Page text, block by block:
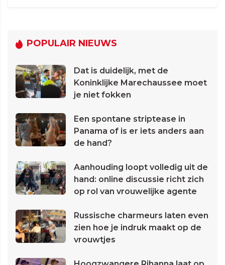
POPULAIR NIEUWS
Dat is duidelijk, met de
Koninklijke Marechaussee moet
je niet fokken
Een spontane striptease in
Panama of is er iets anders aan
de hand?
Aanhouding loopt volledig uit de
hand: online discussie richt zich
op rol van vrouwelijke agente
Russische charmeurs laten even
zien hoe je indruk maakt op de
vrouwtjes